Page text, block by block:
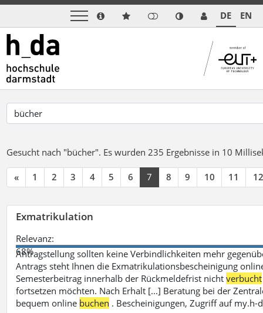
DE EN
Gesucht nach "bücher". Es wurden 235 Ergebnisse in 10
« 1 2 3 4 5 6 7 8 9 10 11 12
Exmatrikulation
Relevanz:
68%
Antragstellung sollten keine Verbindlichkeiten mehr
Antrags steht Ihnen die Exmatrikulationsbescheinigung
Semesterbeitrag innerhalb der Rückmeldefrist nichtverbucht
fortsetzen möchten. Nach Erhalt [...] Beratung bei der
bequem online buchen . Bescheinigungen, Zugriff auf